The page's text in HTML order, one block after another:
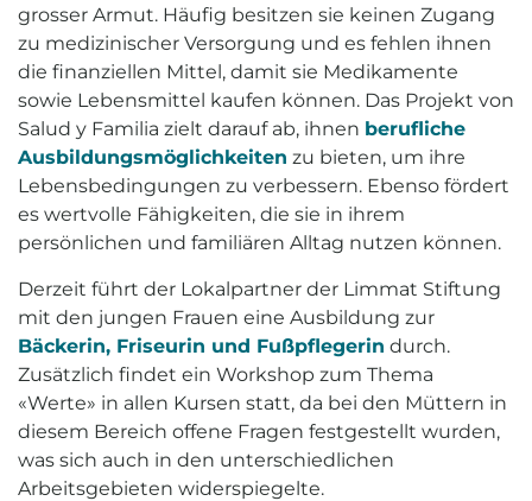
grosser Armut. Häufig besitzen sie keinen Zugang
zu medizinischer Versorgung und es fehlen ihnen
die finanziellen Mittel, damit sie Medikamente
sowie Lebensmittel kaufen können. Das Projekt von
Salud y Familia zielt darauf ab, ihnen berufliche
Ausbildungsmöglichkeiten zu bieten, um ihre
Lebensbedingungen zu verbessern. Ebenso fördert
es wertvolle Fähigkeiten, die sie in ihrem
persönlichen und familiären Alltag nutzen können.
Derzeit führt der Lokalpartner der Limmat Stiftung
mit den jungen Frauen eine Ausbildung zur
Bäckerin, Friseurin und Fußpflegerin durch.
Zusätzlich findet ein Workshop zum Thema
«Werte» in allen Kursen statt, da bei den Müttern in
diesem Bereich offene Fragen festgestellt wurden,
was sich auch in den unterschiedlichen
Arbeitsgebieten widerspiegelte.